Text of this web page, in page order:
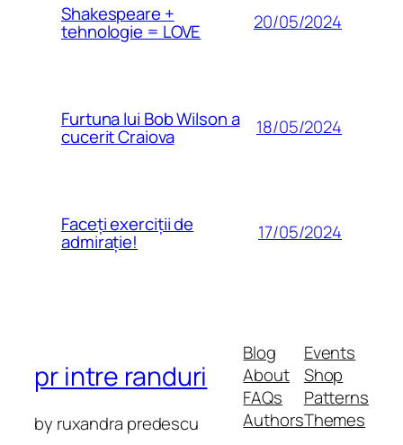
Shakespeare +
tehnologie = LOVE 20/05/2024
Furtuna lui Bob Wilson a
cucerit Craiova 18/05/2024
Faceți exerciții de
admirație! 17/05/2024
pr intre randuri
by ruxandra predescu
Blog
About
FAQs
Authors
Events
Shop
Patterns
Themes